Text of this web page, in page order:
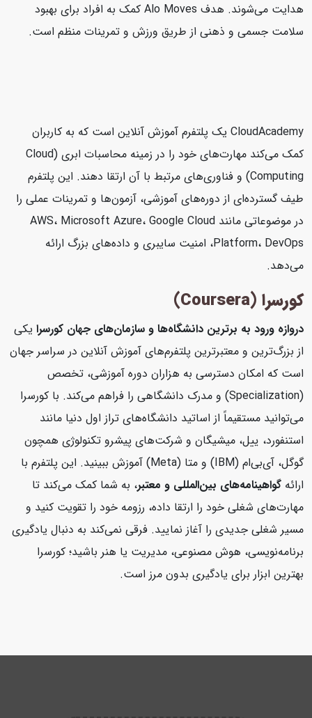
هدایت می‌شوند. هدف Alo Moves کمک به افراد برای بهبود
سلامت جسمی و ذهنی از طریق ورزش و تمرینات منظم است.
CloudAcademy یک پلتفرم آموزش آنلاین است که به کاربران
کمک می‌کند مهارت‌های خود را در زمینه محاسبات ابری (Cloud
Computing) و فناوری‌های مرتبط با آن ارتقا دهند. این پلتفرم
طیف گسترده‌ای از دوره‌های آموزشی، آزمون‌ها و تمرینات عملی را
در موضوعاتی مانند AWS، Microsoft Azure، Google Cloud
Platform، DevOps، امنیت سایبری و داده‌های بزرگ ارائه
می‌دهد.
کورسرا (Coursera)
دروازه ورود به برترین دانشگاه‌ها و سازمان‌های جهان کورسرایکی
از بزرگ‌ترین و معتبرترین پلتفرم‌های آموزش آنلاین در سراسر جهان
است که امکان دسترسی به هزاران دوره آموزشی، تخصص
(Specialization) و مدرک دانشگاهی را فراهم می‌کند. با کورسرا
می‌توانید مستقیماً از اساتید دانشگاه‌های تراز اول دنیا مانند
استنفورد، ییل، میشیگان و شرکت‌های پیشرو تکنولوژی همچون
گوگل، آی‌بی‌ام (IBM) و متا (Meta) آموزش ببینید. این پلتفرم با
ارائهگواهینامه‌های بین‌المللی و معتبر، به شما کمک می‌کند تا
مهارت‌های شغلی خود را ارتقا داده، رزومه خود را تقویت کنید و
مسیر شغلی جدیدی را آغاز نمایید. فرقی نمی‌کند به دنبال یادگیری
برنامه‌نویسی، هوش مصنوعی، مدیریت یا هنر باشید؛ کورسرا
بهترین ابزار برای یادگیری بدون مرز است.